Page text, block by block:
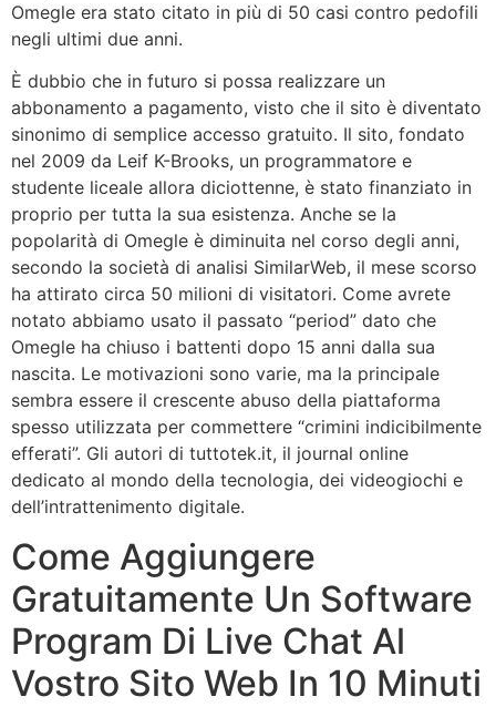
Omegle era stato citato in più di 50 casi contro pedofili
negli ultimi due anni.
È dubbio che in futuro si possa realizzare un
abbonamento a pagamento, visto che il sito è diventato
sinonimo di semplice accesso gratuito. Il sito, fondato
nel 2009 da Leif K-Brooks, un programmatore e
studente liceale allora diciottenne, è stato finanziato in
proprio per tutta la sua esistenza. Anche se la
popolarità di Omegle è diminuita nel corso degli anni,
secondo la società di analisi SimilarWeb, il mese scorso
ha attirato circa 50 milioni di visitatori. Come avrete
notato abbiamo usato il passato “period” dato che
Omegle ha chiuso i battenti dopo 15 anni dalla sua
nascita. Le motivazioni sono varie, ma la principale
sembra essere il crescente abuso della piattaforma
spesso utilizzata per commettere “crimini indicibilmente
efferati”. Gli autori di tuttotek.it, il journal online
dedicato al mondo della tecnologia, dei videogiochi e
dell’intrattenimento digitale.
Come Aggiungere
Gratuitamente Un Software
Program Di Live Chat Al
Vostro Sito Web In 10 Minuti